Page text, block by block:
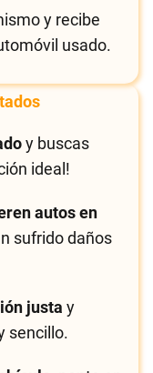
y recibe
usado.
y buscas
ideal!
autos en
sufrido daños
justa y
sencillo.